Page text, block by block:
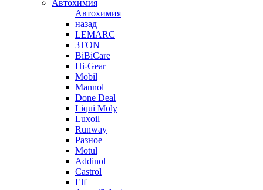
Автохимия
Автохимия
назад
LEMARC
3TON
BiBiCare
Hi-Gear
Mobil
Mannol
Done Deal
Liqui Moly
Luxoil
Runway
Разное
Motul
Addinol
Castrol
Elf